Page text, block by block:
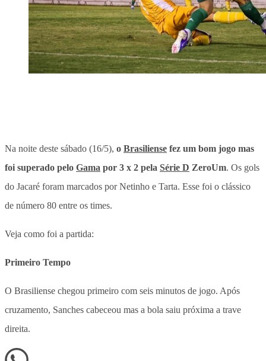
Na noite deste sábado (16/5), o Brasiliense fez um bom jogo mas
foi superado pelo Gama por 3 x 2 pela Série D ZeroUm. Os gols
do Jacaré foram marcados por Netinho e Tarta. Esse foi o clássico
de número 80 entre os times.
Veja como foi a partida:
Primeiro Tempo
O Brasiliense chegou primeiro com seis minutos de jogo. Após
cruzamento, Sanches cabeceou mas a bola saiu próxima a trave
direita.